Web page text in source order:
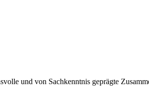
und von Sachkenntnis geprägte